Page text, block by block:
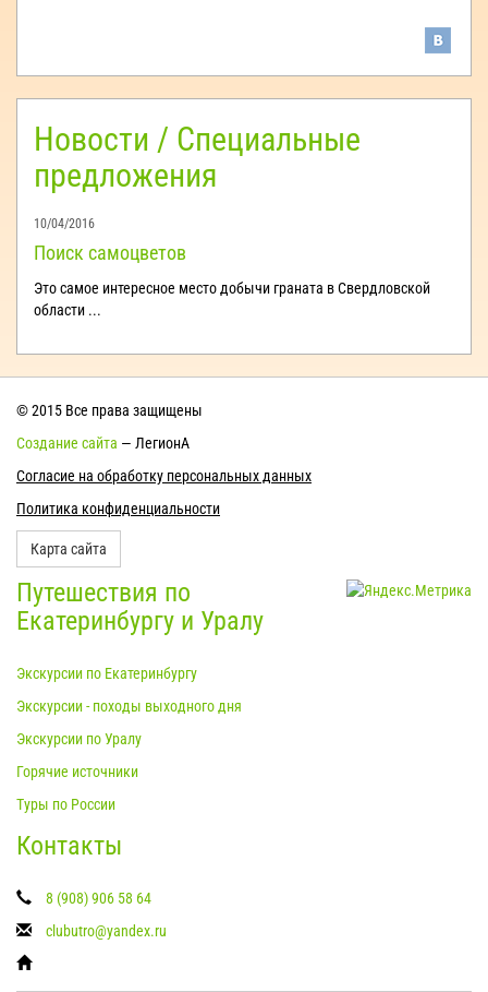
Новости / Специальные
предложения
10/04/2016
Поиск самоцветов
Это самое интересное место добычи граната в Свердловской
области ...
© 2015 Все права защищены
Создание сайта — ЛегионА
Согласие на обработку персональных данных
Политика конфиденциальности
Карта сайта
Путешествия по
Екатеринбургу и Уралу
Экскурсии по Екатеринбургу
Экскурсии - походы выходного дня
Экскурсии по Уралу
Горячие источники
Туры по России
Контакты
8 (908) 906 58 64
clubutro@yandex.ru